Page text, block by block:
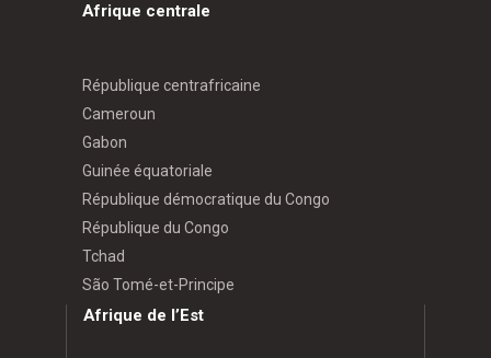
Afrique centrale
République centrafricaine
Cameroun
Gabon
Guinée équatoriale
République démocratique du Congo
République du Congo
Tchad
São Tomé-et-Principe
Afrique de l’Est